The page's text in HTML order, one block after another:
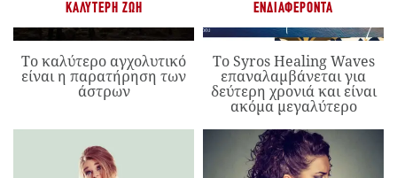
ΚΑΛΎΤΕΡΗ ΖΩΉ
Το καλύτερο αγχολυτικό
είναι η παρατήρηση των
άστρων
ΕΝΔΙΑΦΈΡΟΝΤΑ
Το Syros Healing Waves
επαναλαμβάνεται για
δεύτερη χρονιά και είναι
ακόμα μεγαλύτερο